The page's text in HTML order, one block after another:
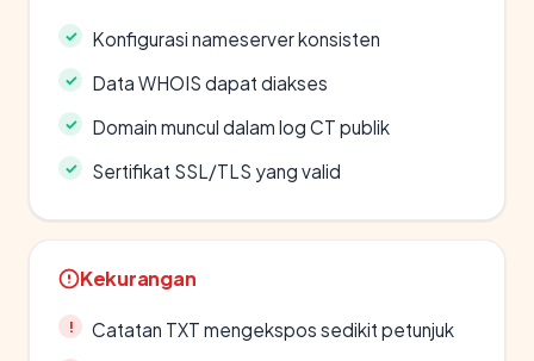
Konfigurasi nameserver konsisten
Data WHOIS dapat diakses
Domain muncul dalam log CT publik
Sertifikat SSL/TLS yang valid
Kekurangan
Catatan TXT mengekspos sedikit petunjuk